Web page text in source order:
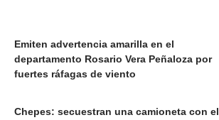
Emiten advertencia amarilla en el
departamento Rosario Vera Peñaloza por
fuertes ráfagas de viento
Chepes: secuestran una camioneta con el